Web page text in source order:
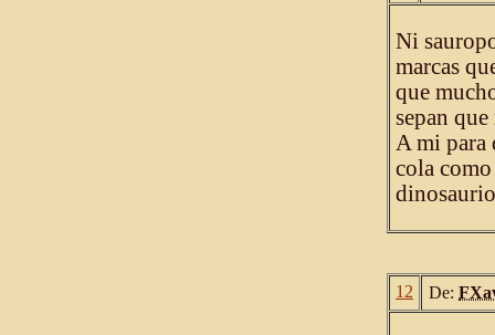
Ni
marcas
que
sepan
A mi para
cola
12 De: